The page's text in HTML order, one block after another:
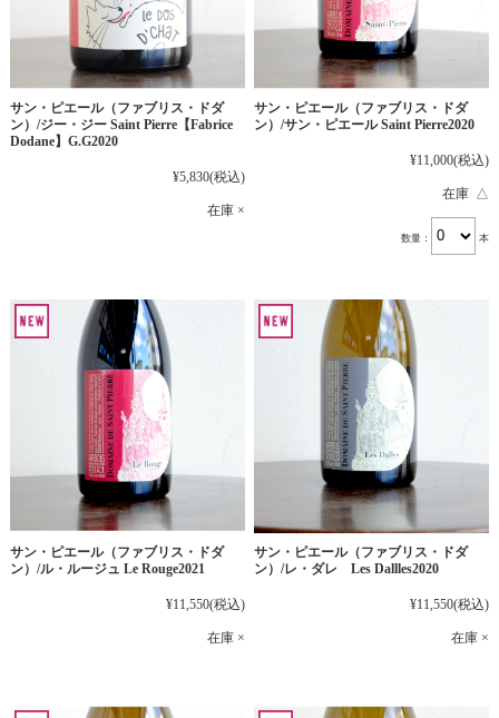
サン・ピエール（ファブリス・ドダ
ン）/ジー・ジー Saint Pierre【Fabrice
Dodane】G.G2020
¥5,830(税込)
在庫 ×
サン・ピエール（ファブリス・ドダ
ン）/サン・ピエール Saint Pierre2020
¥11,000(税込)
在庫 △
数量： 本
サン・ピエール（ファブリス・ドダ
ン）/ル・ルージュ Le Rouge2021
¥11,550(税込)
在庫 ×
サン・ピエール（ファブリス・ドダ
ン）/レ・ダレ Les Dallles2020
¥11,550(税込)
在庫 ×